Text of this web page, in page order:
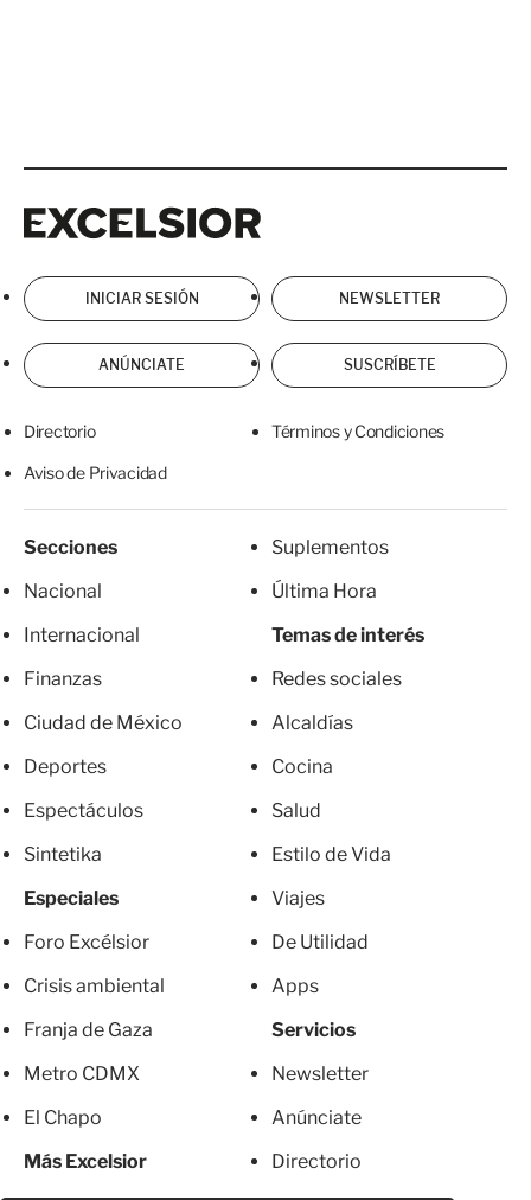
INICIAR SESIÓN NEWSLETTER
ANÚNCIATE SUSCRÍBETE
Directorio Términos y Condiciones
Aviso de Privacidad
Secciones
Nacional
Internacional
Finanzas
Ciudad de México
Deportes
Espectáculos
Sintetika
Especiales
Foro Excélsior
Crisis ambiental
Franja de Gaza
Metro CDMX
El Chapo
Más Excelsior
Suplementos
Última Hora
Temas de interés
Redes sociales
Alcaldías
Cocina
Salud
Estilo de Vida
Viajes
De Utilidad
Apps
Servicios
Newsletter
Anúnciate
Directorio